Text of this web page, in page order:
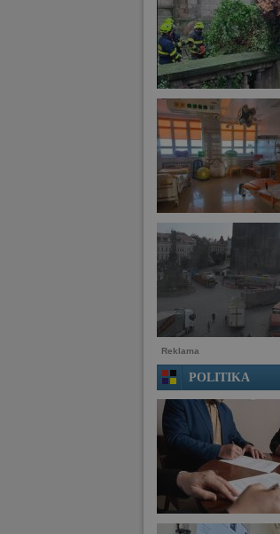
Reklama
POLITIKA